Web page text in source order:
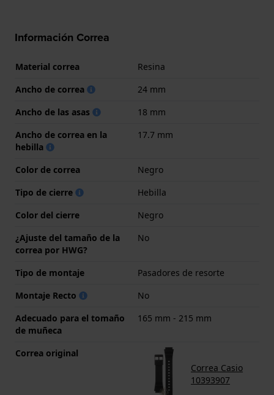
Información Correa
Material correa
Resina
Ancho de correa
24 mm
Ancho de las asas
18 mm
Ancho de correa en la
hebilla
17.7 mm
Color de correa
Negro
Tipo de cierre
Hebilla
Color del cierre
Negro
¿Ajuste del tamaño de la
correa por HWG?
No
Tipo de montaje
Pasadores de resorte
Montaje Recto
No
Adecuado para el tomaño
de muñeca
165 mm - 215 mm
Correa original
Correa Casio
10393907